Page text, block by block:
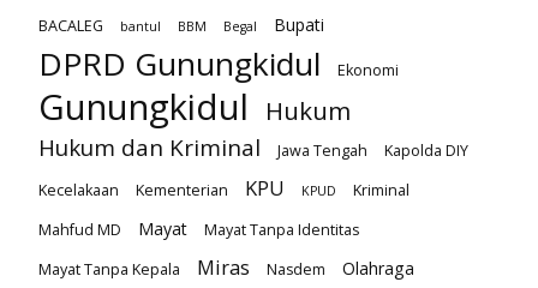
BACALEG bantul BBM Begal Bupati
DPRD Gunungkidul Ekonomi
Gunungkidul Hukum
Hukum dan Kriminal Jawa Tengah
Kapolda DIY
Kecelakaan
Kementerian KPU KPUD
Kriminal
Mahfud MD
Mayat
Mayat Tanpa Identitas
Mayat Tanpa Kepala
Miras Nasdem Olahraga